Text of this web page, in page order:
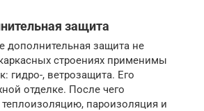
защита
дополнительная защита не
строениях применимы
гидро-, ветрозащита. Его
отделке. После чего
пароизоляция и